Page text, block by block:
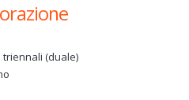
triennali (duale)